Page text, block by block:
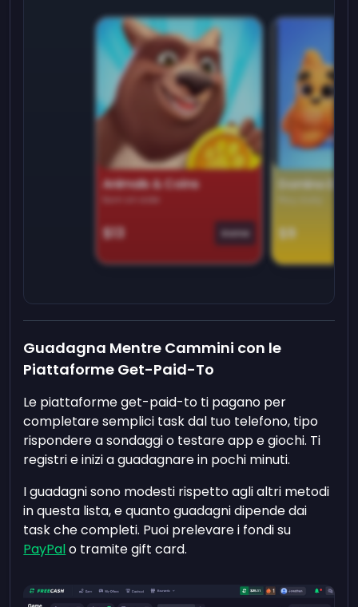
Animals & Coins
$13 Game
Domino
$9
Guadagna Mentre Cammini con le
Piattaforme Get-Paid-To
Le piattaforme get-paid-to ti pagano per
completare semplici task dal tuo telefono, tipo
rispondere a sondaggi o testare app e giochi. Ti
registri e inizi a guadagnare in pochi minuti.
I guadagni sono modesti rispetto agli altri metodi
in questa lista, e quanto guadagni dipende dai
task che completi. Puoi prelevare i fondi su
PayPalo tramite gift card.